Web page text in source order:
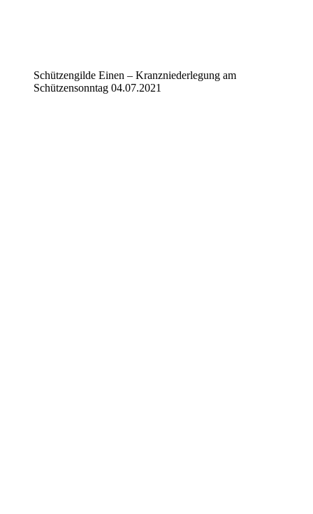
Schützengilde Einen – Kranzniederlegung am
Schützensonntag 04.07.2021